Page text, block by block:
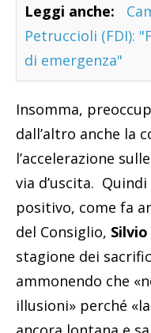
Leggi anche:
Petruccioli (FDI):
di emergenza"
Insomma,
dall’altro anche la
l’accelerazione
via d’uscita.
positivo, come fa
del Consiglio,
stagione dei
ammonendo che
illusioni» perché